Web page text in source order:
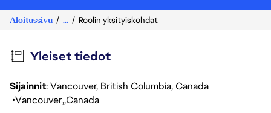
Aloitussivu ... Roolin yksityiskohdat
Yleiset tiedot
Sijainnit: Vancouver, British Columbia, Canada
Vancouver Canada